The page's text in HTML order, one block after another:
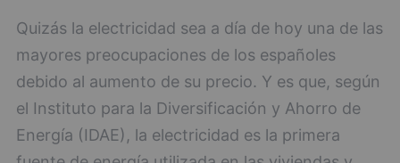
Quizás la electricidad sea a día de hoy una de las
mayores preocupaciones de los españoles
debido al aumento de su precio. Y es que, según
el Instituto para la Diversificación y Ahorro de
Energía (IDAE), la electricidad es la primera